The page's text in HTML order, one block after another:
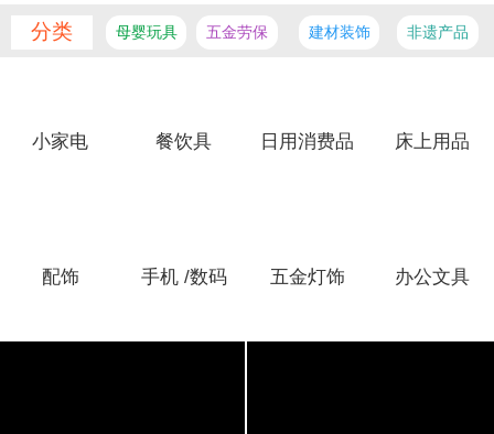
分类 母婴玩具 五金劳保 建材装饰 非遗产品
小家电 餐饮具 日用消费品 床上用品
配饰 手机 /数码 五金灯饰 办公文具